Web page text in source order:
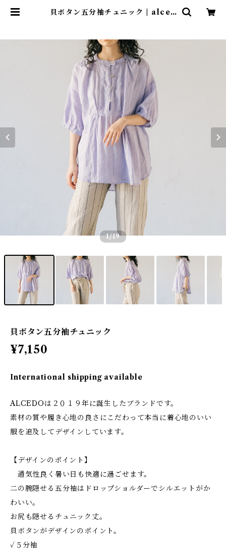
貝ボタン五分袖チュニック | alced
1/19
貝ボタン五分袖チュニック
¥7,150
International shipping available
ALCEDOは２０１９年に誕生したブランドです。
素材の質や履き心地の良さにこだわって本当に着心地のいい
服を追及してデザインしています。
【デザインのポイント】
通気性良く暑い日も快適に過ごせます。
二の腕隠せる五分袖はドロップショルダーでシルエットがか
わいい。
お尻も隠せるチュニック丈。
貝ボタンがデザインのポイント。
✓５分袖